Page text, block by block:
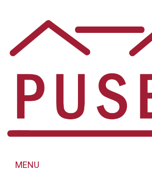
MENU